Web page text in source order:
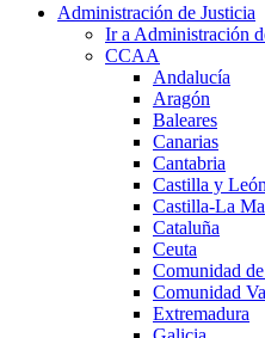
Administración de Justicia
Ir a Administración
CCAA
Andalucía
Aragón
Baleares
Canarias
Cantabria
Castilla y León
Castilla-La
Cataluña
Ceuta
Comunidad
Comunidad
Extremadura